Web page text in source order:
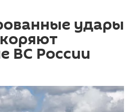
удары
ВС России